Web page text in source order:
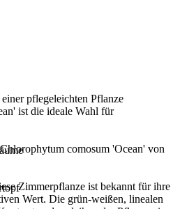
pflegeleichten Pflanze
ist die ideale Wahl für
comosum 'Ocean' von
Zimmerpflanze ist bekannt für ihre
Wert. Die grün-weißen, linealen